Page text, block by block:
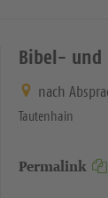
Bibel- und
nach
Tautenhain
Permalink